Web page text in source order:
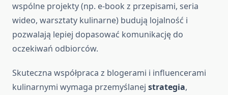
wspólne projekty (np. e-book z przepisami, seria
wideo, warsztaty kulinarne) budują lojalność i
pozwalają lepiej dopasować komunikację do
oczekiwań odbiorców.
Skuteczna współpraca z blogerami i influencerami
kulinarnymi wymaga przemyślanej strategia,